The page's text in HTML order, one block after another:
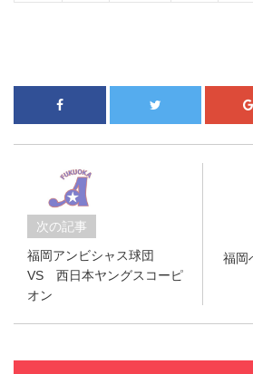
次の記事
福岡アンビシャス球団
VS 西日本ヤングスコーピ
オン
福